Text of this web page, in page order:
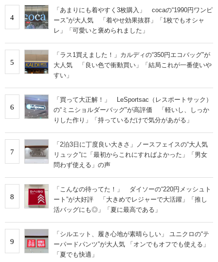
4
「あまりにも着やすく3枚購入」 cocaの“1990円ワンピ
ース”が大人気 「着やせ効果抜群」「1枚でもオシャ
レ」「可愛いと褒められました」
5
「ラス1買えました！」カルディの“350円エコバッグ”が
大人気 「良い色で衝動買い」「結局これが一番使いや
すい」
6
「買って大正解！」 LeSportsac（レスポートサック）
の“ミニショルダーバッグ”が高評価 「軽いし、しっか
りした作り」「持っているだけで気分があがる」
7
「2泊3日に丁度良い大きさ」ノースフェイスの“大人気
リュック”に「最初からこれにすればよかった」「男女
問わず使える」の声
8
「こんなの待ってた！」 ダイソーの“220円メッシュト
ート”が大好評 「大きめでレジャーで大活躍」「推し
活バッグにも◎」「夏に最高である」
9
「シルエット、履き心地が素晴らしい」 ユニクロの“テ
ーパードパンツ”が大人気 「オンでもオフでも使える」
「夏でも快適」